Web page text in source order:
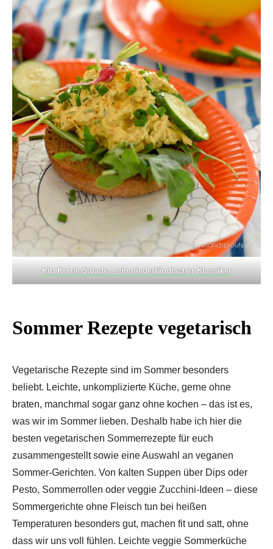
Kip Kerrie Salade – ein niederländischer Klassiker
Sommer Rezepte vegetarisch
Vegetarische Rezepte sind im Sommer besonders
beliebt. Leichte, unkomplizierte Küche, gerne ohne
braten, manchmal sogar ganz ohne kochen – das ist es,
was wir im Sommer lieben. Deshalb habe ich hier die
besten vegetarischen Sommerrezepte für euch
zusammengestellt sowie eine Auswahl an veganen
Sommer-Gerichten. Von kalten Suppen über Dips oder
Pesto, Sommerrollen oder veggie Zucchini-Ideen – diese
Sommergerichte ohne Fleisch tun bei heißen
Temperaturen besonders gut, machen fit und satt, ohne
dass wir uns voll fühlen. Leichte veggie Sommerküche